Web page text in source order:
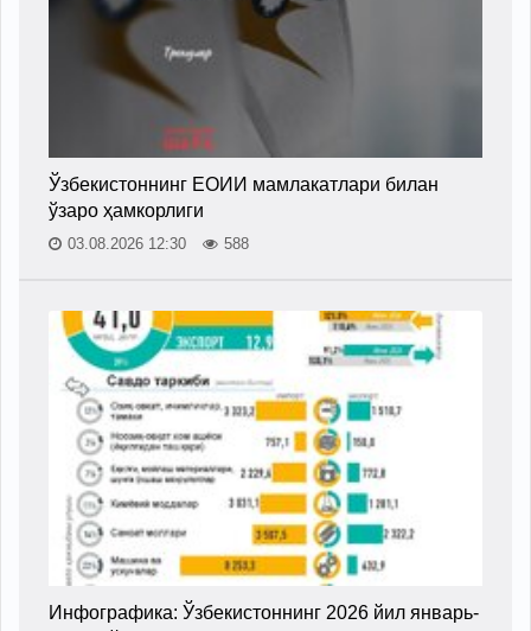
Ўзбекистоннинг ЕОИИ мамлакатлари билан
ўзаро ҳамкорлиги
03.08.2026 12:30 588
Инфографика: Ўзбекистоннинг 2026 йил январь-